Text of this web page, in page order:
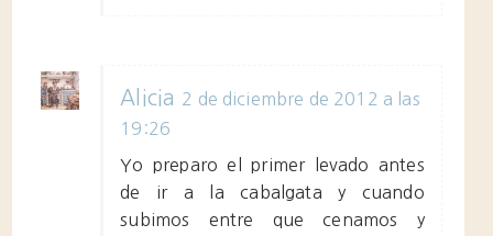
Alicia 2 de diciembre de 2012 a las
19:26
Yo preparo el primer levado antes
de ir a la cabalgata y cuando
subimos entre que cenamos y